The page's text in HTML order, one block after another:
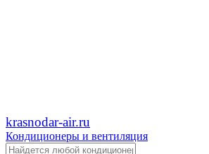
krasnodar-air.ru
Кондиционеры и вентиляция